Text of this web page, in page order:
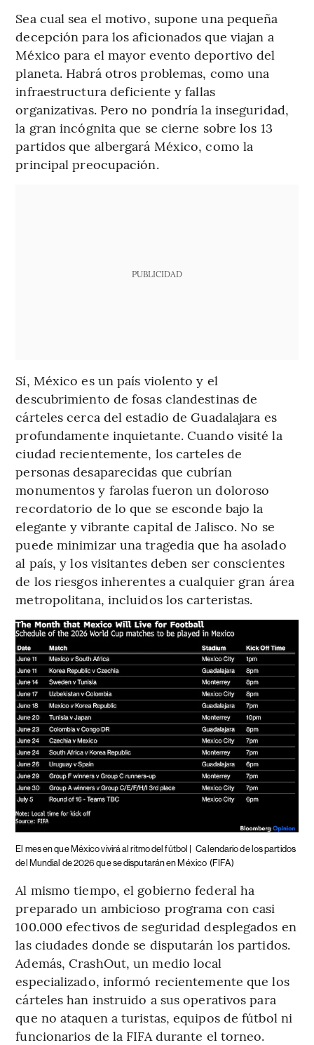
Sea cual sea el motivo, supone una pequeña
decepción para los aficionados que viajan a
México para el mayor evento deportivo del
planeta. Habrá otros problemas, como una
infraestructura deficiente y fallas
organizativas. Pero no pondría la inseguridad,
la gran incógnita que se cierne sobre los 13
partidos que albergará México, como la
principal preocupación.
PUBLICIDAD
Sí, México es un país violento y el
descubrimiento de fosas clandestinas de
cárteles cerca del estadio de Guadalajara es
profundamente inquietante. Cuando visité la
ciudad recientemente, los carteles de
personas desaparecidas que cubrían
monumentos y farolas fueron un doloroso
recordatorio de lo que se esconde bajo la
elegante y vibrante capital de Jalisco. No se
puede minimizar una tragedia que ha asolado
al país, y los visitantes deben ser conscientes
de los riesgos inherentes a cualquier gran área
metropolitana, incluidos los carteristas.
El mes en que México vivirá al ritmo del fútbol |
Calendario de los partidos
del Mundial de 2026 que se disputarán en México (FIFA)
Al mismo tiempo, el gobierno federal ha
preparado un ambicioso programa con casi
100.000 efectivos de seguridad desplegados en
las ciudades donde se disputarán los partidos.
Además, CrashOut, un medio local
especializado, informó recientemente que los
cárteles han instruido a sus operativos para
que no ataquen a turistas, equipos de fútbol ni
funcionarios de la FIFA durante el torneo.